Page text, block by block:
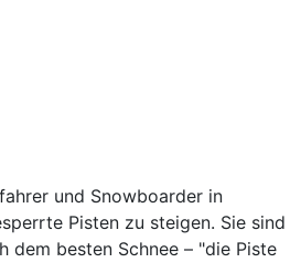
und Snowboarder in
Pisten zu steigen. Sie sind
dem besten Schnee – "die Piste